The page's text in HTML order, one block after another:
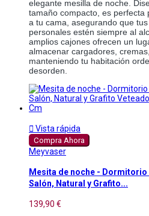
elegante mesilla de noche.
tamaño compacto, es perfecta
a tu cama, asegurando que
personales estén siempre al
amplios cajones ofrecen un
almacenar cargadores,
manteniendo tu habitación
desorden.
 Vista rápida
Compra Ahora
Meyvaser
Mesita de noche - Dormitorio
Salón, Natural y Grafito...
139,90 €